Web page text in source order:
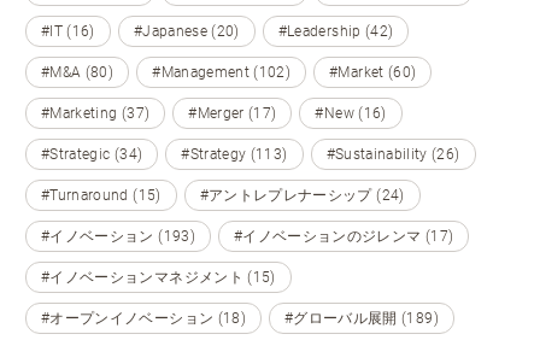
#IT (16) #Japanese (20) #Leadership (42)
#M&A (80) #Management (102) #Market (60)
#Marketing (37) #Merger (17) #New (16)
#Strategic (34) #Strategy (113) #Sustainability (26)
#Turnaround (15) #アントレプレナーシップ (24)
#イノベーション (193) #イノベーションのジレンマ (17)
#イノベーションマネジメント (15)
#オープンイノベーション (18) #グローバル展開 (189)